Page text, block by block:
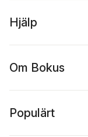
Hjälp
Om Bokus
Populärt